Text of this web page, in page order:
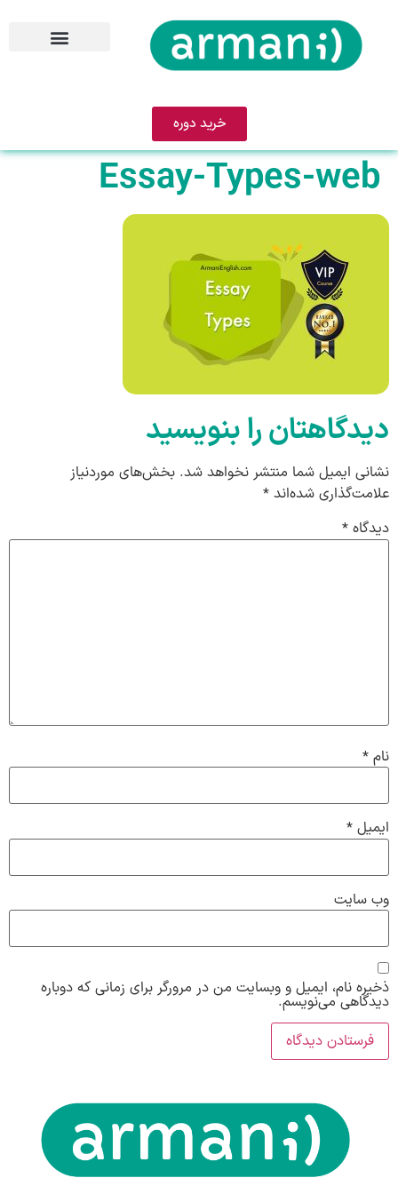
خرید دوره
Essay-Types-web
دیدگاهتان را بنویسید
نشانی ایمیل شما منتشر نخواهد شد. بخش‌های موردنیاز
علامت‌گذاری شده‌اند *
دیدگاه *
نام *
ایمیل *
وب‌ سایت
ذخیره نام، ایمیل و وبسایت من در مرورگر برای زمانی که دوباره
دیدگاهی می‌نویسم.